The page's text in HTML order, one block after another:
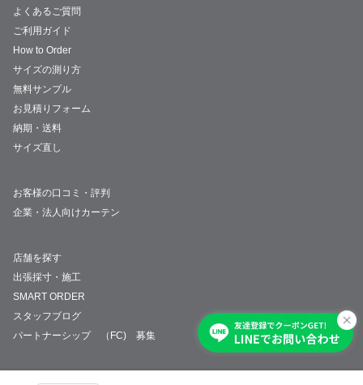
よくあるご質問
ご利用ガイド
How to Order
サイズの測り方
無料サンプル
お見積りフォーム
納期・送料
サイズ直し
お客様の口コミ・評判
企業・法人向けカーテン
店舗を探す
出張採寸・施工
SMART ORDER
スタッフブログ
パートナーシップ （FC) 募集